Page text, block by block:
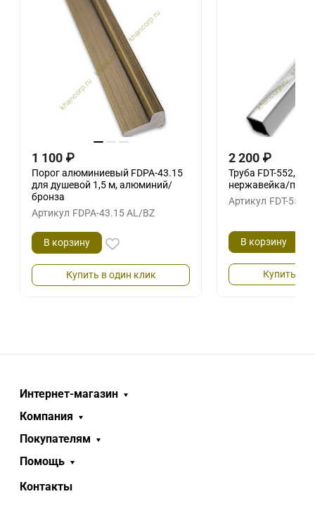
1 100 ₽
Порог алюминиевый FDPA-43.15
для душевой 1,5 м, алюминий/
бронза
Артикул FDPA-43.15 AL/BZ
В корзину
Купить в один клик
2 200 ₽
Труба FDT-552,
нержавейка/
Артикул FDT-552
В корзину
Купить в
Интернет-магазин
Компания
Покупателям
Помощь
Контакты